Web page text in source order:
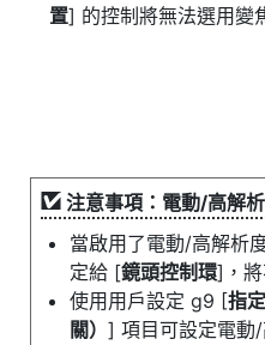
置] 的控制將無法選用變
注意事項：電動/高解
當啟用了電動/高解析
定給 [鏡頭控制環]，將
使用用戶設定 g9 [指
關） ] 項目可設定電動